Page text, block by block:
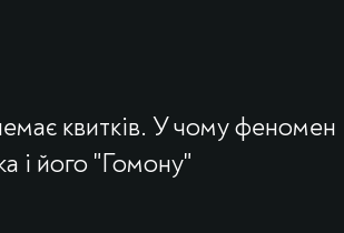
квитків. У чому феномен
і його "Гомону"